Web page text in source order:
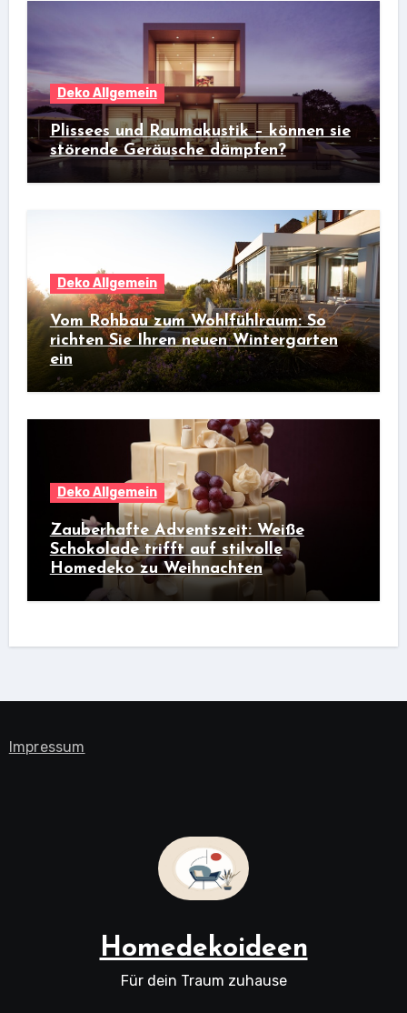
Deko Allgemein
Plissees und Raumakustik – können sie
störende Geräusche dämpfen?
Deko Allgemein
Vom Rohbau zum Wohlfühlraum: So
richten Sie Ihren neuen Wintergarten
ein
Deko Allgemein
Zauberhafte Adventszeit: Weiße
Schokolade trifft auf stilvolle
Homedeko zu Weihnachten
Impressum
Homedekoideen
Für dein Traum zuhause